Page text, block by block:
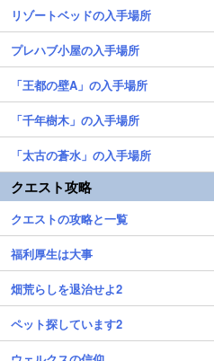
リゾートベッドの入手場所
プレハブ小屋の入手場所
「王都の壁A」の入手場所
「千年樹木」の入手場所
「太古の蒼水」の入手場所
クエスト攻略
クエストの攻略と一覧
福利厚生は大事
畑荒らしを退治せよ2
ペット探しています2